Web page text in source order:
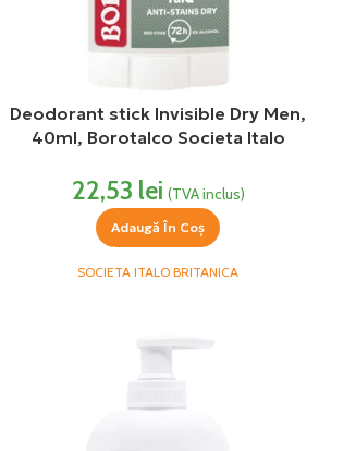
Deodorant stick Invisible Dry Men,
40ml, Borotalco Societa Italo
22,53 lei (TVA inclus)
Adaugă În Coș
SOCIETA ITALO BRITANICA